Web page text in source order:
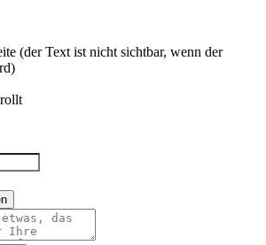
(der Text ist nicht sichtbar, wenn der